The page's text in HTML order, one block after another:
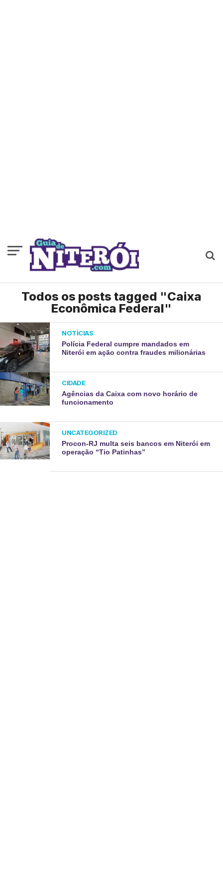
Todos os posts tagged "Caixa
Econômica Federal"
NOTÍCIAS
Polícia Federal cumpre mandados em
Niterói em ação contra fraudes milionárias
CIDADE
Agências da Caixa com novo horário de
funcionamento
UNCATEGORIZED
Procon-RJ multa seis bancos em Niterói em
operação “Tio Patinhas”